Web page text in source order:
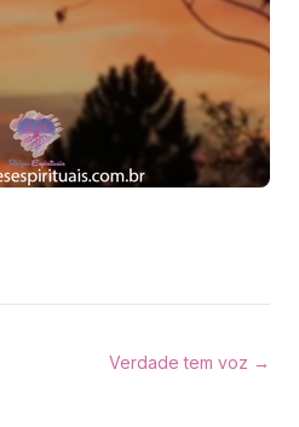
Verdade tem voz →